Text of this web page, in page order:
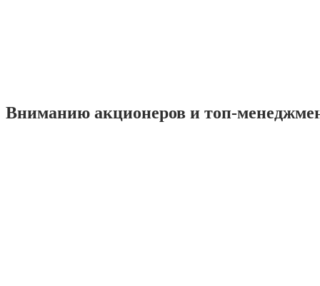
Вниманию акционеров и топ-